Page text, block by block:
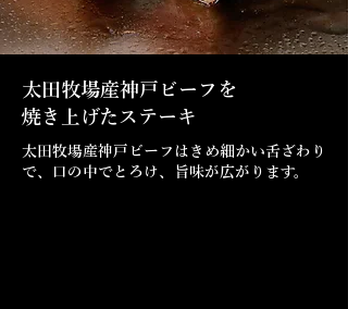
太田牧場産神戸ビーフを
焼き上げたステーキ
太田牧場産神戸ビーフはきめ細かい舌ざわり
で、口の中でとろけ、旨味が広がります。